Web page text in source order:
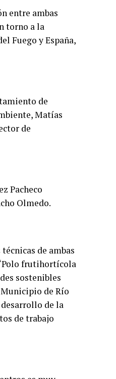
entre ambas
torno a la
Fuego y España,
de
Matías
de
Pacheco
Olmedo.
de ambas
frutihortícola
sostenibles
de Río
de la
de trabajo